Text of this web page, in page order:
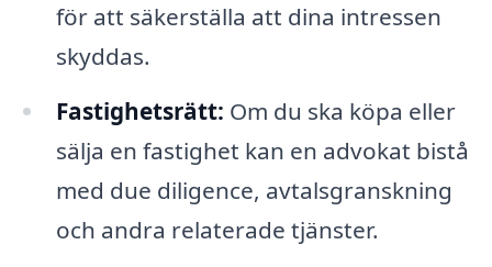
för att säkerställa att dina intressen
skyddas.
Fastighetsrätt: Om du ska köpa eller
sälja en fastighet kan en advokat bistå
med due diligence, avtalsgranskning
och andra relaterade tjänster.